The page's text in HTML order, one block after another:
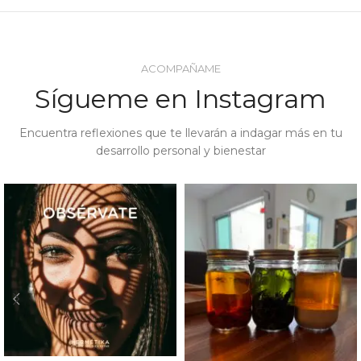
ACOMPAÑAME
Sígueme en Instagram
Encuentra reflexiones que te llevarán a indagar más en tu
desarrollo personal y bienestar